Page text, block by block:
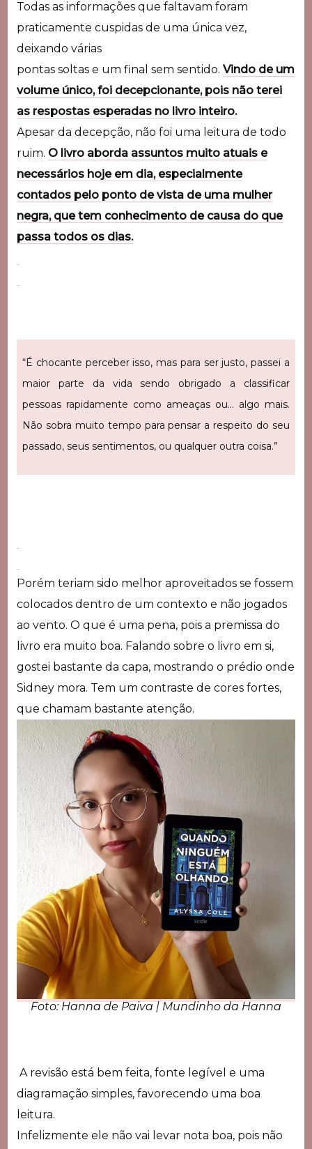
Todas as informações que faltavam foram
praticamente cuspidas de uma única vez,
deixando várias
pontas soltas e um final sem sentido. Vindo de um
volume único, foi decepcionante, pois não terei
as respostas esperadas no livro inteiro.
Apesar da decepção, não foi uma leitura de todo
ruim. O livro aborda assuntos muito atuais e
necessários hoje em dia, especialmente
contados pelo ponto de vista de uma mulher
negra, que tem conhecimento de causa do que
passa todos os dias.
“É chocante perceber isso, mas para ser justo, passei a
maior parte da vida sendo obrigado a classificar
pessoas rapidamente como ameaças ou… algo mais.
Não sobra muito tempo para pensar a respeito do seu
passado, seus sentimentos, ou qualquer outra coisa.”
Porém teriam sido melhor aproveitados se fossem
colocados dentro de um contexto e não jogados
ao vento. O que é uma pena, pois a premissa do
livro era muito boa. Falando sobre o livro em si,
gostei bastante da capa, mostrando o prédio onde
Sidney mora. Tem um contraste de cores fortes,
que chamam bastante atenção.
Foto: Hanna de Paiva | Mundinho da Hanna
A revisão está bem feita, fonte legível e uma
diagramação simples, favorecendo uma boa
leitura.
Infelizmente ele não vai levar nota boa, pois não